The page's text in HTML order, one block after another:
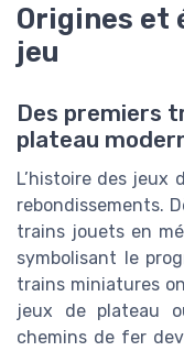
Origines et
jeu
Des premiers
plateau
L’histoire des
rebondissements.
trains jouets en
symbolisant le
trains miniatures
jeux de plateau
chemins de fer